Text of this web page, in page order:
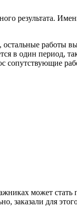
результата.
работы
в один период,
сопутствующие
может
заказали для